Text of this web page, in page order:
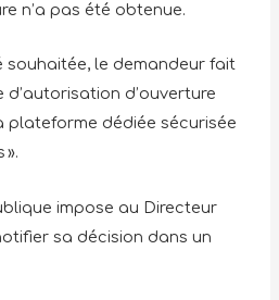
n’a pas été obtenue.
souhaitée, le demandeur fait
d’ouverture
plateforme dédiée sécurisée
».
impose au Directeur
sa décision dans un